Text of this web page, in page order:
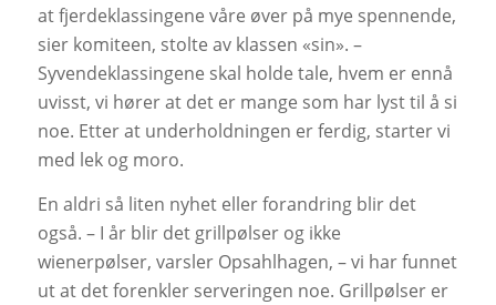
at fjerdeklassingene våre øver på mye spennende,
sier komiteen, stolte av klassen «sin». –
Syvendeklassingene skal holde tale, hvem er ennå
uvisst, vi hører at det er mange som har lyst til å si
noe. Etter at underholdningen er ferdig, starter vi
med lek og moro.
En aldri så liten nyhet eller forandring blir det
også. – I år blir det grillpølser og ikke
wienerpølser, varsler Opsahlhagen, – vi har funnet
ut at det forenkler serveringen noe. Grillpølser er